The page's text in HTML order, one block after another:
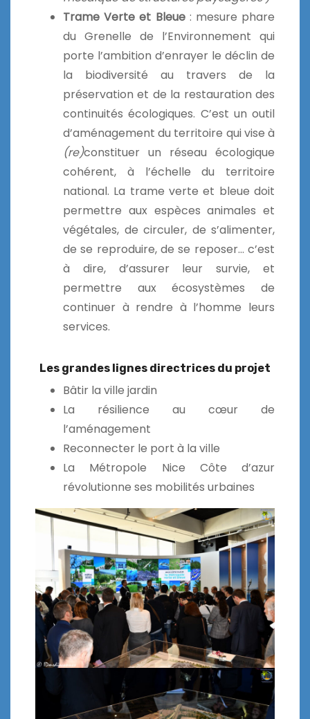
Trame Verte et Bleue: mesure phare
du Grenelle de l’Environnement qui
porte l’ambition d’enrayer le déclin de
la biodiversité au travers de la
préservation et de la restauration des
continuités écologiques. C’est un outil
d’aménagement du territoire qui vise à
(re)constituer un réseau écologique
cohérent, à l’échelle du territoire
national. La trame verte et bleue doit
permettre aux espèces animales et
végétales, de circuler, de s’alimenter,
de se reproduire, de se reposer… c’est
à dire, d’assurer leur survie, et
permettre aux écosystèmes de
continuer à rendre à l’homme leurs
services.
Les grandes lignes directrices du projet
Bâtir la ville jardin
La résilience au cœur de
l’aménagement
Reconnecter le port à la ville
La Métropole Nice Côte d’azur
révolutionne ses mobilités urbaines